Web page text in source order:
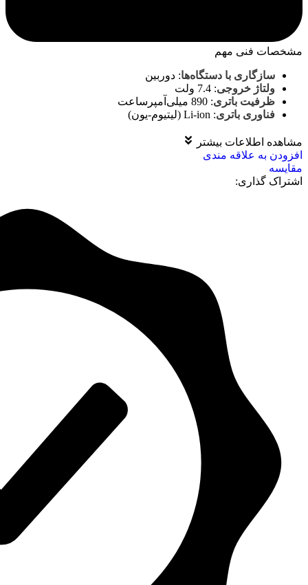
مشخصات فنی مهم
سازگاری با دستگاه‌ها: دوربین
ولتاژ خروجی: 7.4 ولت
ظرفیت باتری: 890 میلی‌آمپرساعت
فناوری باتری: Li-ion (لیتیوم-یون)
مشاهده اطلاعات بیشتر
افزودن به علاقه مندی
مقايسه
اشتراک گذاری: